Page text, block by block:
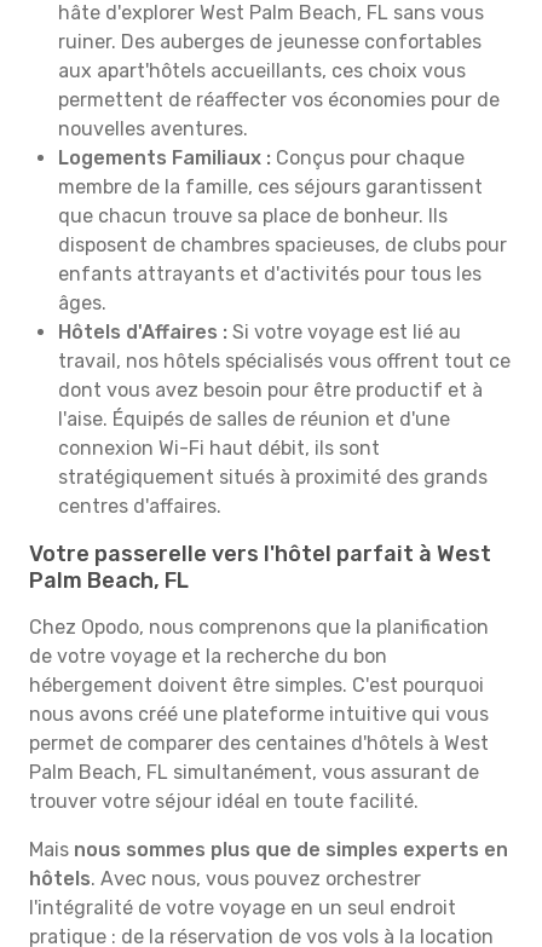
hâte d'explorer West Palm Beach, FL sans vous
ruiner. Des auberges de jeunesse confortables
aux apart'hôtels accueillants, ces choix vous
permettent de réaffecter vos économies pour de
nouvelles aventures.
Logements Familiaux : Conçus pour chaque
membre de la famille, ces séjours garantissent
que chacun trouve sa place de bonheur. Ils
disposent de chambres spacieuses, de clubs pour
enfants attrayants et d'activités pour tous les
âges.
Hôtels d'Affaires : Si votre voyage est lié au
travail, nos hôtels spécialisés vous offrent tout ce
dont vous avez besoin pour être productif et à
l'aise. Équipés de salles de réunion et d'une
connexion Wi-Fi haut débit, ils sont
stratégiquement situés à proximité des grands
centres d'affaires.
Votre passerelle vers l'hôtel parfait à West
Palm Beach, FL
Chez Opodo, nous comprenons que la planification
de votre voyage et la recherche du bon
hébergement doivent être simples. C'est pourquoi
nous avons créé une plateforme intuitive qui vous
permet de comparer des centaines d'hôtels à West
Palm Beach, FL simultanément, vous assurant de
trouver votre séjour idéal en toute facilité.
Mais nous sommes plus que de simples experts en
hôtels. Avec nous, vous pouvez orchestrer
l'intégralité de votre voyage en un seul endroit
pratique : de la réservation de vos vols à la location